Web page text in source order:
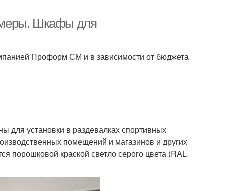
Шкафы для
Проформ СМ и в зависимости от бюджета
для установки в раздевалках спортивных
помещений и магазинов и других
краской светло серого цвета (RAL